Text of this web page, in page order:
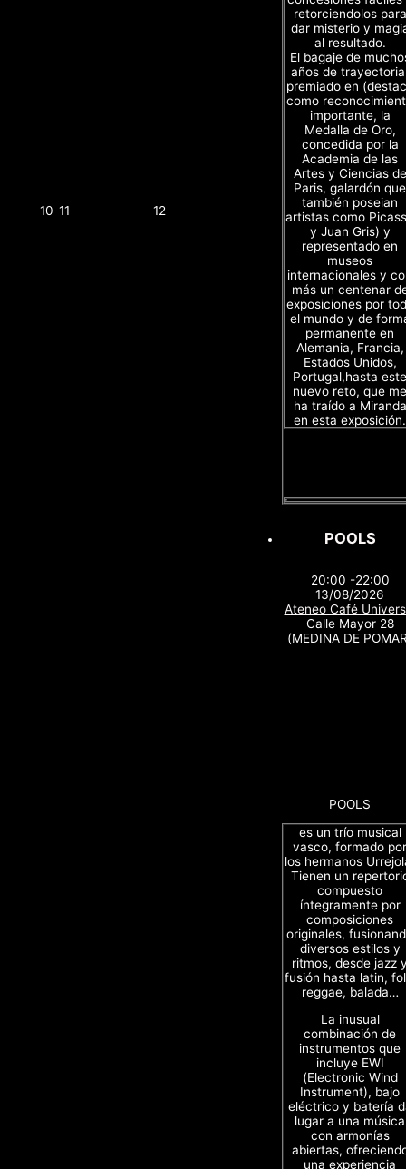
10 11 12
retorciendolos para
dar misterio y
al resultado.
El bagaje de
años de
premiado en
como
importante, la
Medalla de Oro,
concedida por la
Academia de las
Artes y Ciencias de
Paris, galardón que
también poseian
artistas como
y Juan Gris) y
representado en
museos
internacionales y
más un centenar
exposiciones por
el mundo y de
permanente en
Alemania, Francia,
Estados Unidos,
Portugal,hasta este
nuevo reto, que me
ha traído a Miranda
en esta exposición.
POOLS
20:00 -22:00
13/08/2026
Ateneo Café
Calle Mayor 28
(MEDINA DE
POOLS
es un trío musical
vasco, formado por
los hermanos
Tienen un
compuesto
íntegramente por
composiciones
originales,
diversos estilos y
ritmos, desde jazz
fusión hasta latin,
reggae, balada…
La inusual
combinación de
instrumentos que
incluye EWI
(Electronic Wind
Instrument), bajo
eléctrico y batería
lugar a una música
con armonías
abiertas,
una experiencia